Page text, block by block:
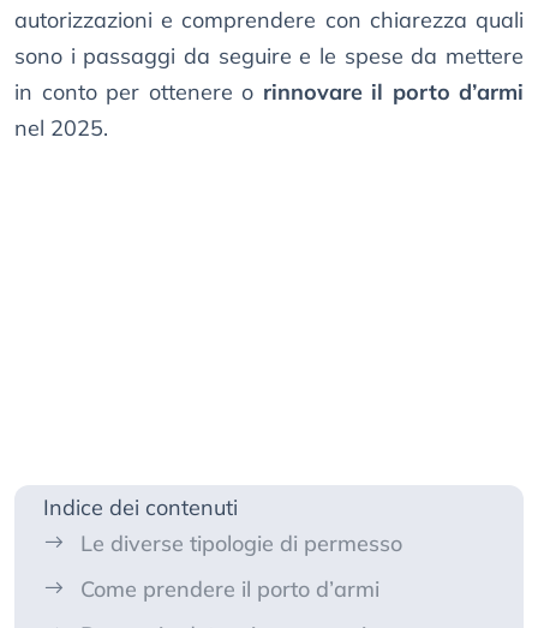
autorizzazioni e comprendere con chiarezza quali
sono i passaggi da seguire e le spese da mettere
in conto per ottenere o rinnovare il porto d’armi
nel 2025.
Indice dei contenuti
Le diverse tipologie di permesso
Come prendere il porto d’armi